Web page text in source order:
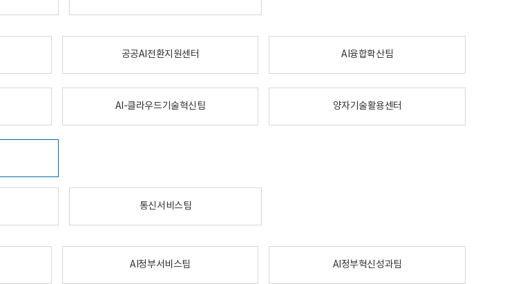
공공AI전환지원센터 AI융합확산팀
AI-클라우드기술혁신팀 양자기술활용센터
통신서비스팀
AI정부서비스팀 AI정부혁신성과팀